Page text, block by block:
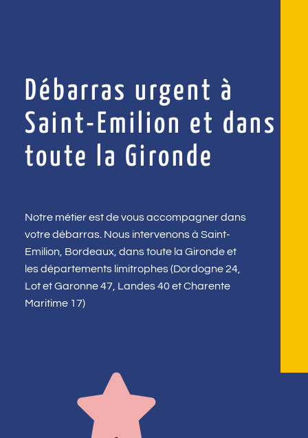
Débarras urgent à
Saint-Emilion et dans
toute la Gironde
Notre métier est de vous accompagner dans
votre débarras. Nous intervenons à Saint-
Emilion, Bordeaux, dans toute la Gironde et
les départements limitrophes (Dordogne 24,
Lot et Garonne 47, Landes 40 et Charente
Maritime 17)